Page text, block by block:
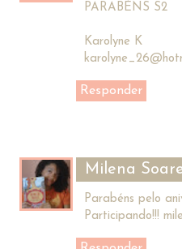
PARABÉNS S2
Karolyne K
Responder
Milena
Parabéns pelo
Participando!!!